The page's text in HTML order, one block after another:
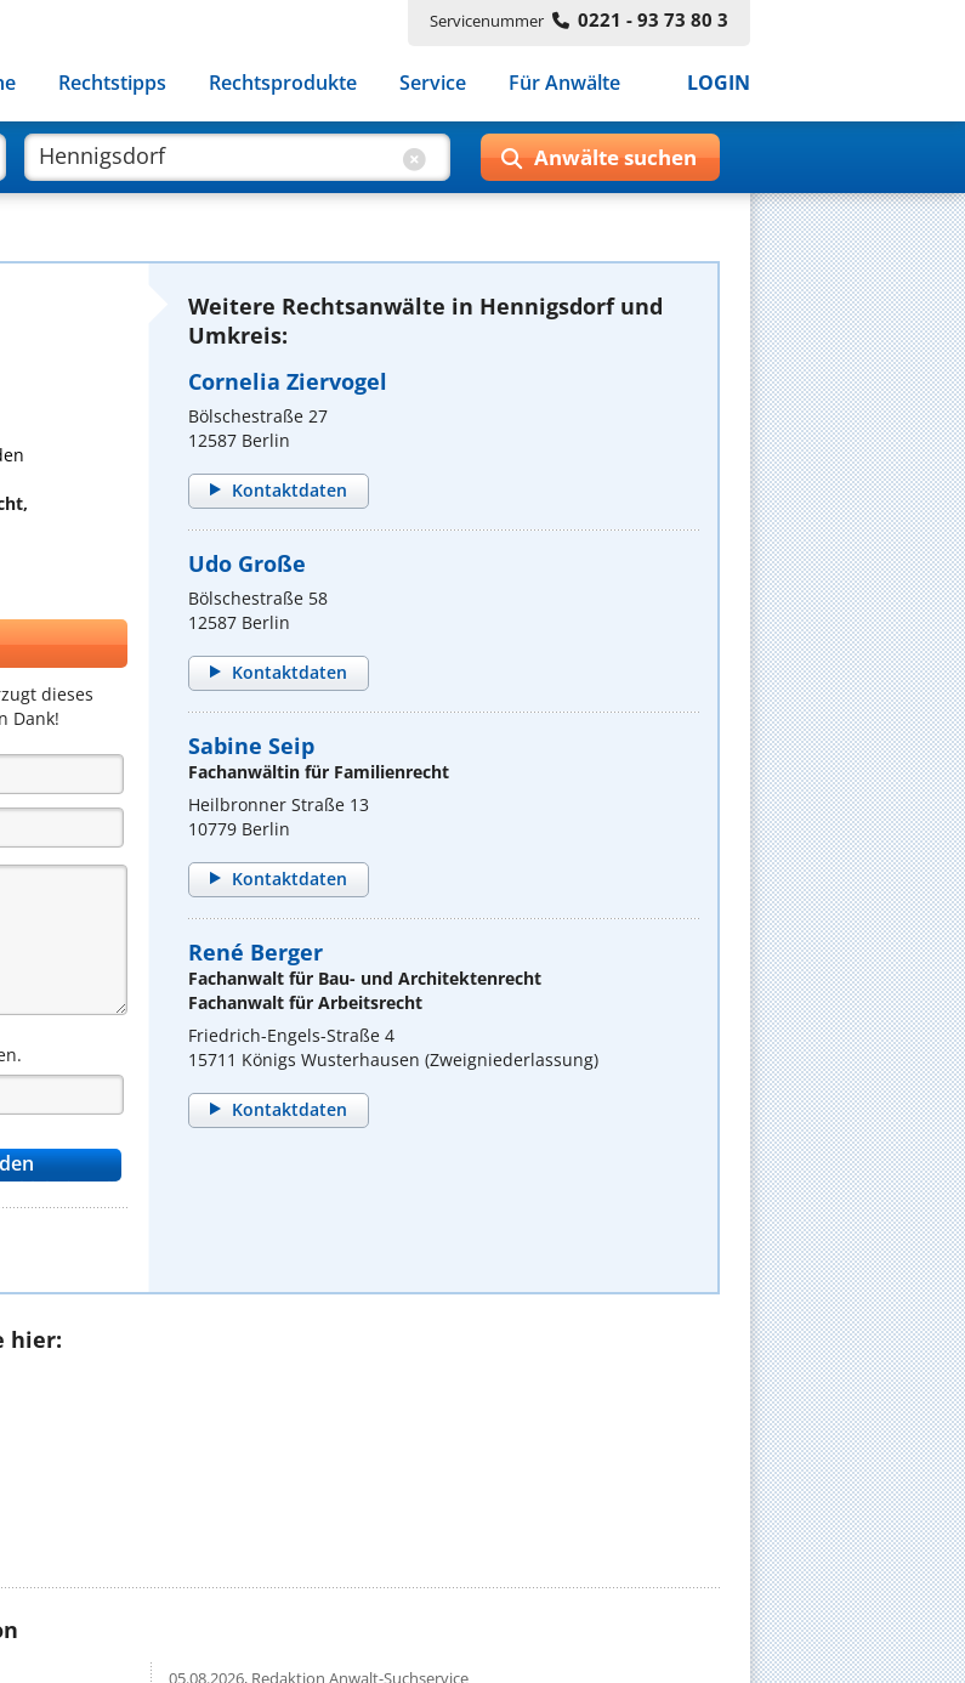
Servicenummer 0221 - 93 73 80 3
Rechtstipps Rechtsprodukte Service Für Anwälte LOGIN
dieses
Dank!
Weitere Rechtsanwälte in Hennigsdorf und
Umkreis:
Cornelia Ziervogel
Bölschestraße 27
12587 Berlin
Kontaktdaten
Udo Große
Bölschestraße 58
12587 Berlin
Kontaktdaten
Sabine Seip
Fachanwältin für Familienrecht
Heilbronner Straße 13
10779 Berlin
Kontaktdaten
René Berger
Fachanwalt für Bau- und Architektenrecht
Fachanwalt für Arbeitsrecht
Friedrich-Engels-Straße 4
15711 Königs Wusterhausen (Zweigniederlassung)
Kontaktdaten
hier:
05.08.2026,Redaktion Anwalt-Suchservice